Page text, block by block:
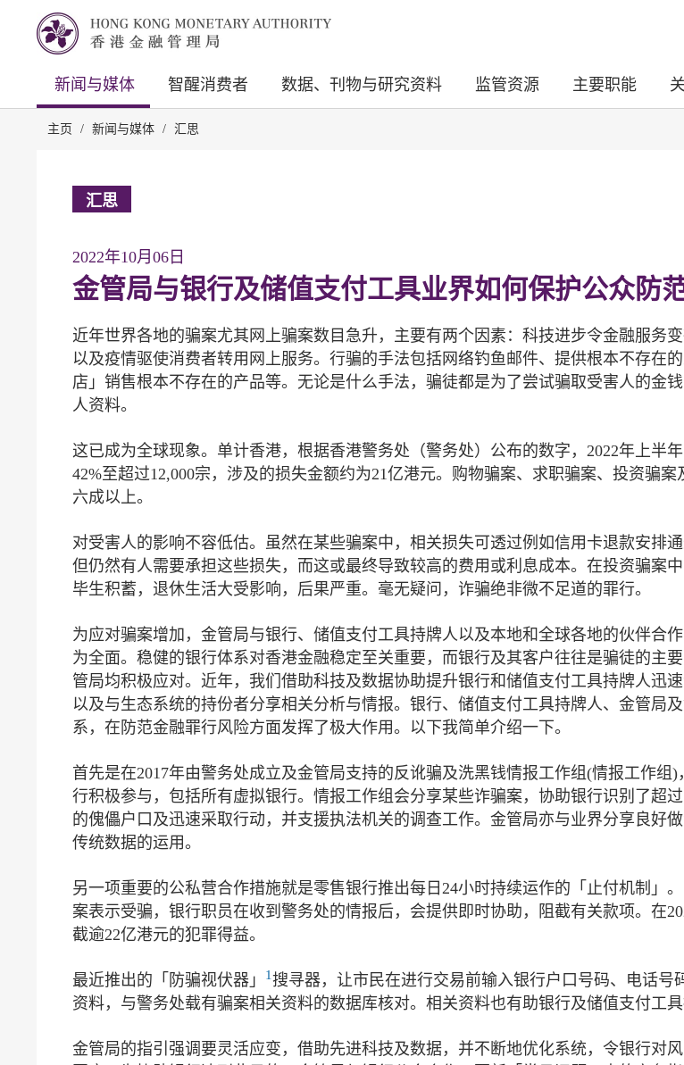
新闻与媒体 智醒消费者 数据、刊物与研究资料 监管资源 主要职能
主页 / 新闻与媒体 / 汇思
汇思
2022年10月06日
金管局与银行及储值支付工具业界如何保护公众防
近年世界各地的骗案尤其网上骗案数目急升，主要有两个因素：科技进步令金融服务变
以及疫情驱使消费者转用网上服务。行骗的手法包括网络钓鱼邮件、提供根本不存在
店」销售根本不存在的产品等。无论是什么手法，骗徒都是为了尝试骗取受害人的金
人资料。
这已成为全球现象。单计香港，根据香港警务处（警务处）公布的数字，2022年上半
42%至超过12,000宗，涉及的损失金额约为21亿港元。购物骗案、求职骗案、投资骗
六成以上。
对受害人的影响不容低估。虽然在某些骗案中，相关损失可透过例如信用卡退款安排通
但仍然有人需要承担这些损失，而这或最终导致较高的费用或利息成本。在投资骗案
毕生积蓄，退休生活大受影响，后果严重。毫无疑问，诈骗绝非微不足道的罪行。
为应对骗案增加，金管局与银行、储值支付工具持牌人以及本地和全球各地的伙伴合
为全面。稳健的银行体系对香港金融稳定至关重要，而银行及其客户往往是骗徒的主
管局均积极应对。近年，我们借助科技及数据协助提升银行和储值支付工具持牌人迅
以及与生态系统的持份者分享相关分析与情报。银行、储值支付工具持牌人、金管局
系，在防范金融罪行风险方面发挥了极大作用。以下我简单介绍一下。
首先是在2017年由警务处成立及金管局支持的反讹骗及洗黑钱情报工作组(情报工作组)
行积极参与，包括所有虚拟银行。情报工作组会分享某些诈骗案，协助银行识别了超
的傀儡户口及迅速采取行动，并支援执法机关的调查工作。金管局亦与业界分享良好
传统数据的运用。
另一项重要的公私营合作措施就是零售银行推出每日24小时持续运作的「止付机制」
案表示受骗，银行职员在收到警务处的情报后，会提供即时协助，阻截有关款项。在
截逾22亿港元的犯罪得益。
最近推出的「防骗视伏器」 1搜寻器，让市民在进行交易前输入银行户口号码、电话号
资料，与警务处载有骗案相关资料的数据库核对。相关资料也有助银行及储值支付工具
金管局的指引强调要灵活应变，借助先进科技及数据，并不断地优化系统，令银行对